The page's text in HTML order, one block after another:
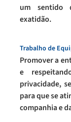
um sentido
exatidão.
Trabalho de
Promover a
e
privacidade,
para que se
companhia e